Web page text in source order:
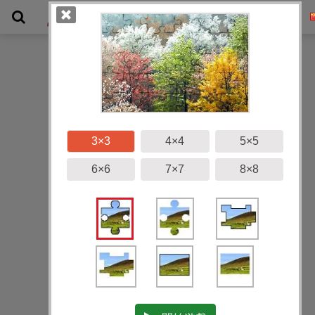
畫廊
3×3 4×4 5×5
6×6 7×7 8×8